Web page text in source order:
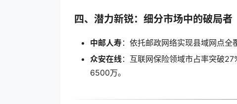
四、潜力新锐：细分市场中的破局者
中邮人寿：依托邮政网络实现县域网点全
众安在线：互联网保险领域市占率突破
6500万。